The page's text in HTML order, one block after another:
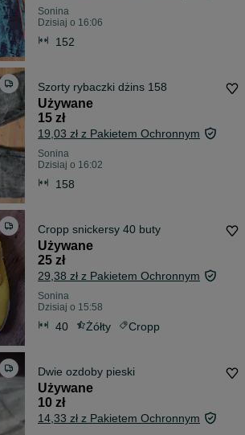
Sonina
Dzisiaj o 16:06
152
Szorty rybaczki dżins 158
Używane
15 zł
19,03 zł z Pakietem Ochronnym
Sonina
Dzisiaj o 16:02
158
Cropp snickersy 40 buty
Używane
25 zł
29,38 zł z Pakietem Ochronnym
Sonina
Dzisiaj o 15:58
40 Żółty Cropp
Dwie ozdoby pieski
Używane
10 zł
14,33 zł z Pakietem Ochronnym